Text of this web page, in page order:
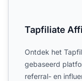
Tapfiliate
Ontdek het
gebaseerd
referral- en